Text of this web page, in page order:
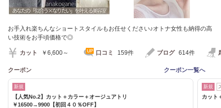
お手入れ楽ちんなショートスタイルもお任せください♪オトナ女性も納得の高
い技術をお手頃価格で◎
カット ￥6,600～ 口コミ 159件 ブログ 614件
クーポン クーポン一覧へ
新規
【人気No.2】カット＋カラー＋オージュアトリ
￥16500→9900【初回４０％OFF】
新規
カット